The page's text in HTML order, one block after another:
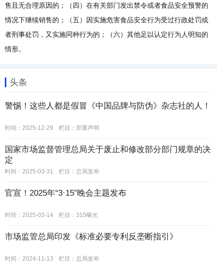
售且无合理原因的；（四）在有关部门发出禁令或者食品安全预警的
情况下继续销售的；（五）因实施危害食品安全行为受过行政处罚或
者刑事处罚，又实施同种行为的；（六）其他足以认定行为人明知的
情形。
头条
警惕！这些人都是假冒《中国品牌与防伪》杂志社的人！
时间：2025-12-29 栏目： 郑重声明
国家市场监督管理总局关于废止和修改部分部门规章的决
定
时间：2025-03-31 栏目： 总局发布
官宣！2025年“3·15”晚会主题发布
时间：2025-03-14 栏目： 315曝光
市场监管总局印发《标准必要专利反垄断指引》
时间：2024-11-13 栏目： 总局发布